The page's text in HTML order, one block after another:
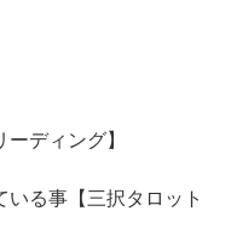
ディング】
る事【三択タロット